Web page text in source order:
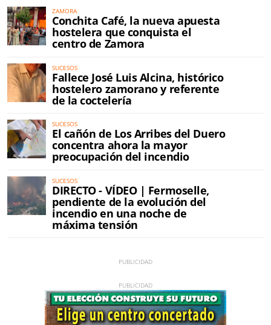
ZAMORA
Conchita Café, la nueva apuesta
hostelera que conquista el
centro de Zamora
SUCESOS
Fallece José Luis Alcina, histórico
hostelero zamorano y referente
de la coctelería
SUCESOS
El cañón de Los Arribes del Duero
concentra ahora la mayor
preocupación del incendio
SUCESOS
DIRECTO - VÍDEO | Fermoselle,
pendiente de la evolución del
incendio en una noche de
máxima tensión